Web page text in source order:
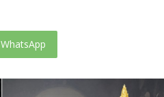
WhatsApp